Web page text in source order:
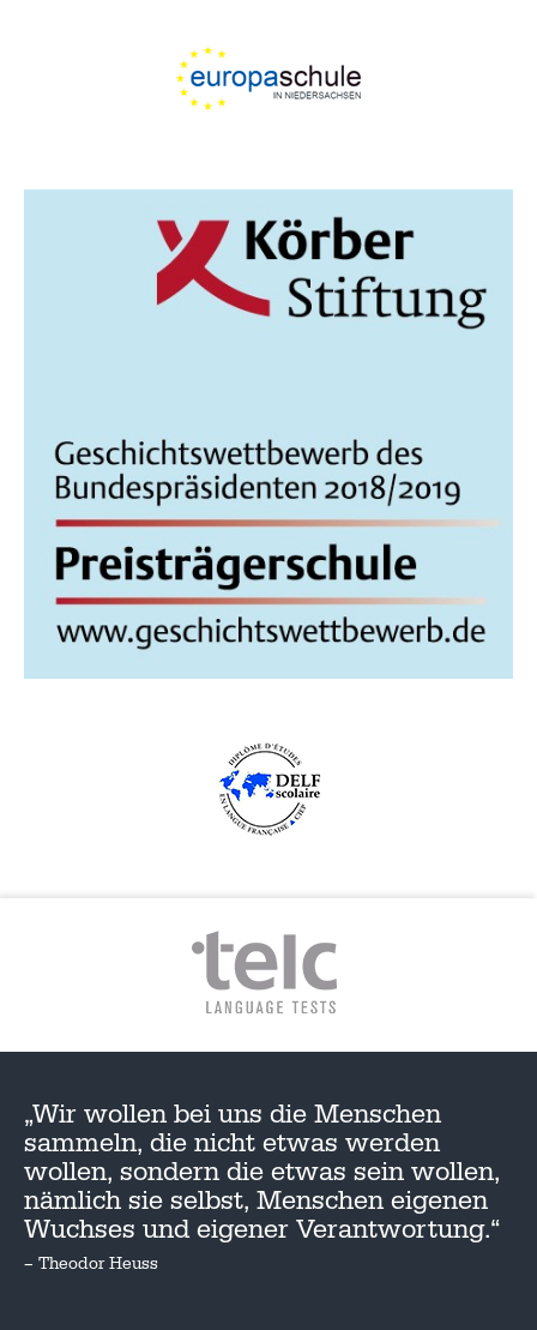
„Wir wollen bei uns die Menschen
sammeln, die nicht etwas werden
wollen, sondern die etwas sein wollen,
nämlich sie selbst, Menschen eigenen
Wuchses und eigener Verantwortung.“
– Theodor Heuss